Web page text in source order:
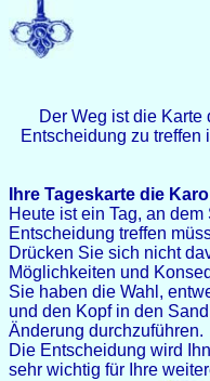
Der Weg ist die
Entscheidung zu treffen
Ihre Tageskarte die
Heute ist ein Tag, an
Entscheidung treffen
Drücken Sie sich nicht
Möglichkeiten und
Sie haben die Wahl,
und den Kopf in den
Änderung durchzuführen.
Die Entscheidung wird
sehr wichtig für Ihre